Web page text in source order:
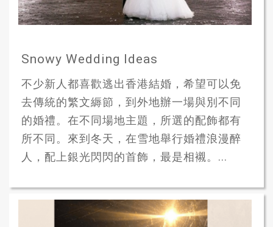
Snowy Wedding Ideas
不少新人都喜歡逃出香港結婚，希望可以免
去傳統的繁文縟節，到外地辦一場與別不同
的婚禮。在不同場地主題，所選的配飾都有
所不同。來到冬天，在雪地舉行婚禮浪漫醉
人，配上銀光閃閃的首飾，最是相襯。...